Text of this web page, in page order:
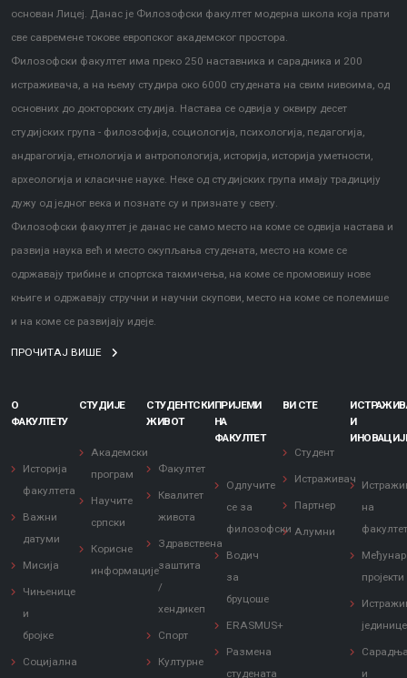
основан Лицеј. Данас је Филозофски факултет модерна школа која прати
све савремене токове европског академског простора.
Филозофски факултет има преко 250 наставника и сарадника и 200
истраживача, а на њему студира око 6000 студената на свим нивоима, од
основних до докторских студија. Настава се одвија у оквиру десет
студијских група - филозофија, социологија, психологија, педагогија,
андрагогија, етнологија и антропологија, историја, историја уметности,
археологија и класичне науке. Неке од студијских група имају традицију
дужу од једног века и познате су и признате у свету.
Филозофски факултет је данас не само место на коме се одвија настава и
развија наука већ и место окупљања студената, место на коме се
одржавају трибине и спортска такмичења, на коме се промовишу нове
књиге и одржавају стручни и научни скупови, место на коме се полемише
и на коме се развијају идеје.
ПРОЧИТАЈ ВИШЕ
О
ФАКУЛТЕТУ
Историја
факултета
Важни
датуми
Мисија
Чињенице
и
бројке
Социјална
СТУДИЈЕ
Академски
програм
Научите
српски
Корисне
информације
СТУДЕНТСКИ
ЖИВОТ
Факултет
Квалитет
живота
Здравствена
заштита
/
хендикеп
Спорт
Културне
ПРИЈЕМИ
НА
ФАКУЛТЕТ
Одлучите
се за
филозофски
Водич
за
бруцоше
ERASMUS+
Размена
студената
ВИ СТЕ
Студент
Истраживач
Партнер
Алумни
И
на
пројекти
јединице
и